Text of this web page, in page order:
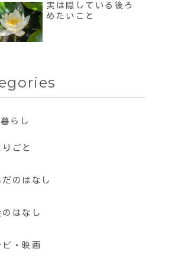
実は隠している後ろ
めたいこと
らし
りごと
だのはなし
のはなし
ビ・映画